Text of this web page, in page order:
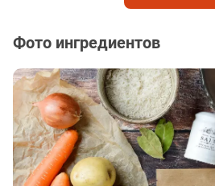
Фото ингредиентов